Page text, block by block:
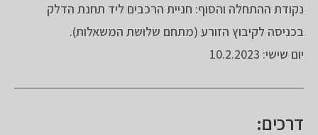
נקודת ההתחלה והסוף: חניית הרכבים ליד תחנת הדלק
בכניסה לקיבוץ הזורע (מתחם שלושת המשאלות).
יום שישי: 10.2.2023
דרכים: